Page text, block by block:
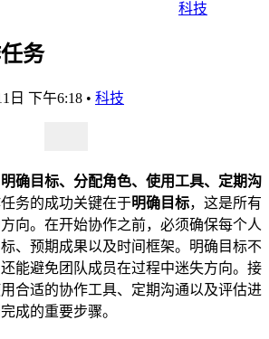
科技
务
日 下午6:18 • 科技
确目标、分配角色、使用工具、定期沟
务的成功关键在于明确目标，这是所有
向。在开始协作之前，必须确保每个人
、预期成果以及时间框架。明确目标不
能避免团队成员在过程中迷失方向。接
合适的协作工具、定期沟通以及评估进
成的重要步骤。